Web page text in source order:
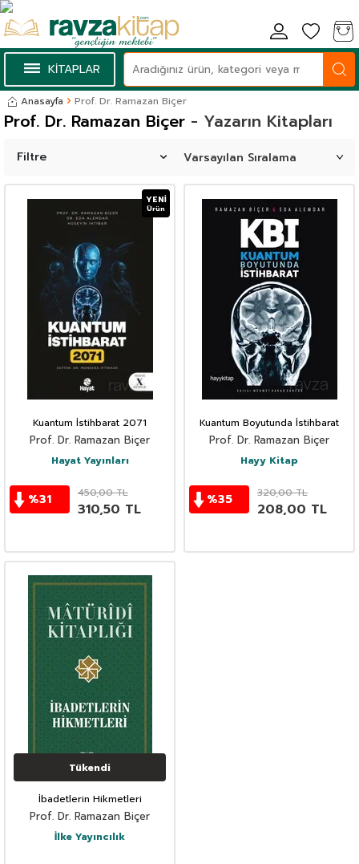
KİTAPLAR
Anasayfa Prof. Dr. Ramazan Biçer
- Yazarın Kitapları
Prof. Dr. Ramazan Biçer
Filtre
YENI
Ürün
Kuantum İstihbarat 2071
Prof. Dr. Ramazan Biçer
Hayat Yayınları
%31 450,00TL
310,50 TL
Kuantum Boyutunda İstihbarat
Prof. Dr. Ramazan Biçer
Hayy Kitap
%35 320,00TL
208,00 TL
Tükendi
İbadetlerin Hikmetleri
Prof. Dr. Ramazan Biçer
İlke Yayıncılık